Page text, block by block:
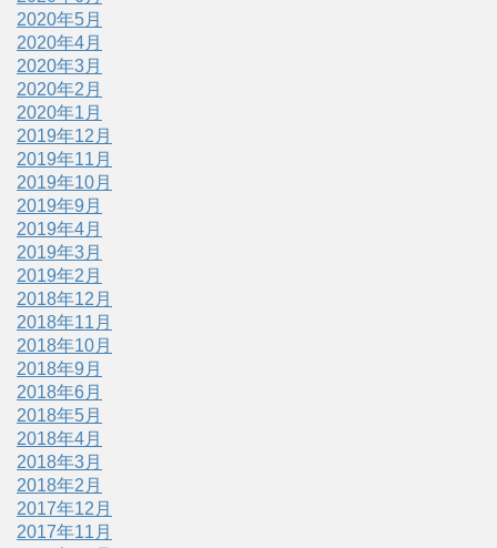
2020年5月
2020年4月
2020年3月
2020年2月
2020年1月
2019年12月
2019年11月
2019年10月
2019年9月
2019年4月
2019年3月
2019年2月
2018年12月
2018年11月
2018年10月
2018年9月
2018年6月
2018年5月
2018年4月
2018年3月
2018年2月
2017年12月
2017年11月